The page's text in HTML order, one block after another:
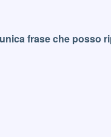
frase che posso